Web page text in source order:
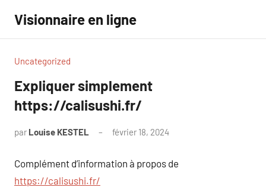
contenu
Visionnaire en ligne
Uncategorized
Expliquer simplement
https://calisushi.fr/
par Louise KESTEL février 18, 2024
Complément d’information à propos de
https://calisushi.fr/